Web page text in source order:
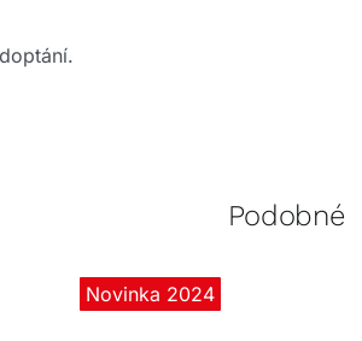
Podobné
Novinka 2024